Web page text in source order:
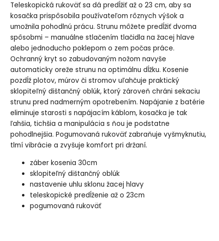
Teleskopická rukoväť sa dá predĺžiť až o 23 cm, aby sa
kosačka prispôsobila používateľom rôznych výšok a
umožnila pohodlnú prácu. Strunu môžete predĺžiť dvoma
spôsobmi – manuálne stlačením tlačidla na žacej hlave
alebo jednoducho poklepom o zem počas práce.
Ochranný kryt so zabudovaným nožom navyše
automaticky oreže strunu na optimálnu dĺžku. Kosenie
pozdĺž plotov, múrov či stromov uľahčuje praktický
sklopiteľný dištančný oblúk, ktorý zároveň chráni sekaciu
strunu pred nadmerným opotrebením. Napájanie z batérie
eliminuje starosti s napájacím káblom, kosačka je tak
ľahšia, tichšia a manipulácia s ňou je podstatne
pohodlnejšia. Pogumovaná rukoväť zabraňuje vyšmyknutiu,
tlmí vibrácie a zvyšuje komfort pri držaní.
záber kosenia 30cm
sklopiteľný dištančný oblúk
nastavenie uhlu sklonu žacej hlavy
teleskopické predĺženie až o 23cm
pogumovaná rukoväť